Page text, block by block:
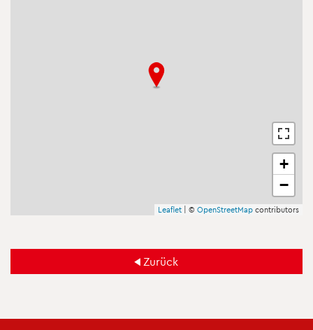
+
−
Leaf­let | © Open­Street­Map con­tri­bu­tors
Zu­rück